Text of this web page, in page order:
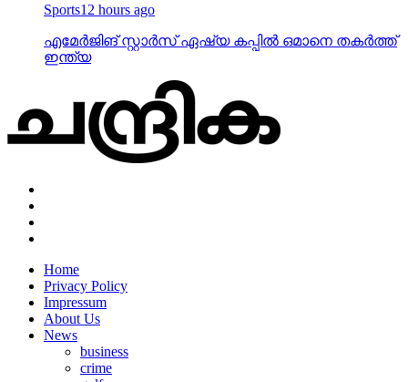
Sports12 hours ago
എമേര്‍ജിങ് സ്റ്റാര്‍സ് ഏഷ്യ കപ്പില്‍ ഒമാനെ തകര്‍ത്ത്
ഇന്ത്യ
Home
Privacy Policy
Impressum
About Us
News
business
crime